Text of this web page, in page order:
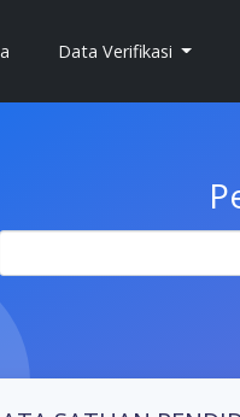
(current)Data Verifikasi